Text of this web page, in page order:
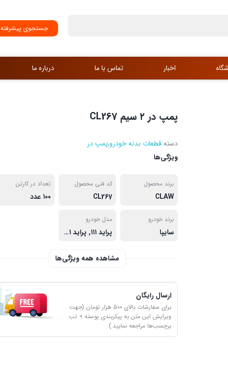
جستجوی پیشرفته
اخبار تماس با ما درباره ما
پمپ در ۲ سیم CL267
دسته:قطعات بدنه خودرو,پمپ در
ویژگی‌ها
برند محصول
CLAW
کد فنی محصول
CL267
تعداد در کارتن
۱۰۰ عدد
برند خودرو
سایپا
مدل خودرو
پراید ۱۱۱, پراید ۱۳۱, پراید ۱۳۲, پراید ۱۵۱, پراید صبا, تیبا
مشاهده همه ویژگی‌ها
ارسال رایگان
برای سفارشات بالای ۵۰۰ هزار تومان (جهت
ویرایش این متن به پیکربندی پوسته > تب
برچسب‌ها مراجعه نمایید.)